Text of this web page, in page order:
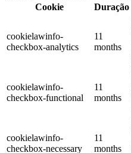
Cookie
Duração
cookielawinfo-
checkbox-analytics
11
months
cookielawinfo-
checkbox-functional
11
months
cookielawinfo-
checkbox-necessary
11
months